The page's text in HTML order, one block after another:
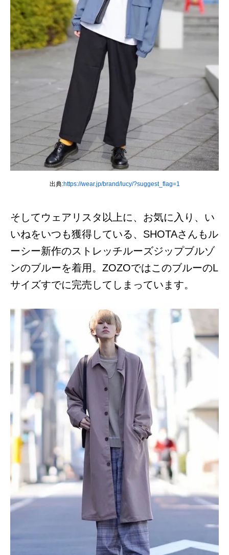
出典:https://wear.jp/brand/lucy/?suggest_flag=1
そしてウェアリスタ以上に、お気に入り、い
いねをいつも獲得している、SHOTAさんもル
ーシー新作のストレッチルーズジップブルゾ
ンのブルーを着用。ZOZOではこのブルーのL
サイズすでに完売してしまっています。